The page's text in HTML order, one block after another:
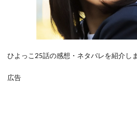
ひよっこ25話の感想・ネタバレを紹介し
広告